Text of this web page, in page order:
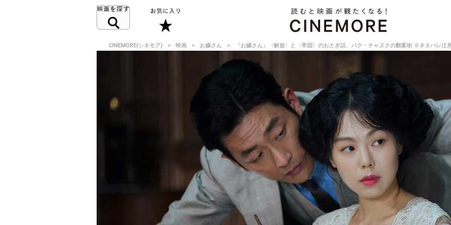
CINEMORE(シネモア) 映画 お嬢さん 『お嬢さん』〈解放〉と〈帝国〉のおとぎ話、パク・チャヌクの翻案術 ※ネタバレ注